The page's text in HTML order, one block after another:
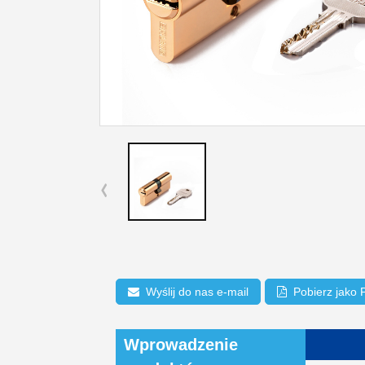
Wyślij do nas e-mail Pobierz jako
Wprowadzenie